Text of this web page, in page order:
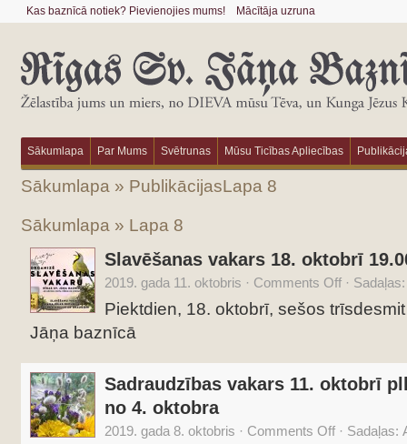
Kas baznīcā notiek? Pievienojies mums! Mācītāja uzruna
Sākumlapa Par Mums Svētrunas Mūsu Ticības Apliecības
Sākumlapa » PublikācijasLapa 8
Sākumlapa » Lapa 8
Slavēšanas vakars 18. oktobrī
2019. gada 11. oktobris · Comments Off ·
Piektdien, 18. oktobrī, sešos
Jāņa baznīcā
Sadraudzības vakars 11. oktobrī
no 4. oktobra
2019. gada 8. oktobris · Comments Off · Sadaļas: